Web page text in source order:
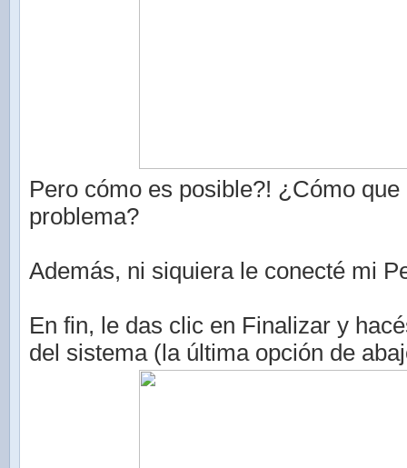
Pero cómo es posible?! ¿Cómo que
problema?
Además, ni siquiera le conecté mi
En fin, le das clic en Finalizar y
del sistema (la última opción de